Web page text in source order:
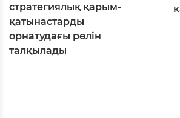
стратегиялық қарым-
қатынастарды
орнатудағы рөлін
талқылады